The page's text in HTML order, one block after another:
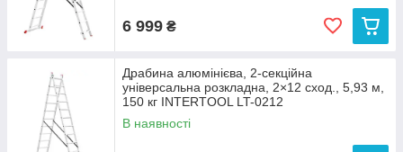
6 999 ₴
Драбина алюмінієва, 2‑секційна
універсальна розкладна, 2×12 сход., 5,93 м,
150 кг INTERTOOL LT-0212
В наявності